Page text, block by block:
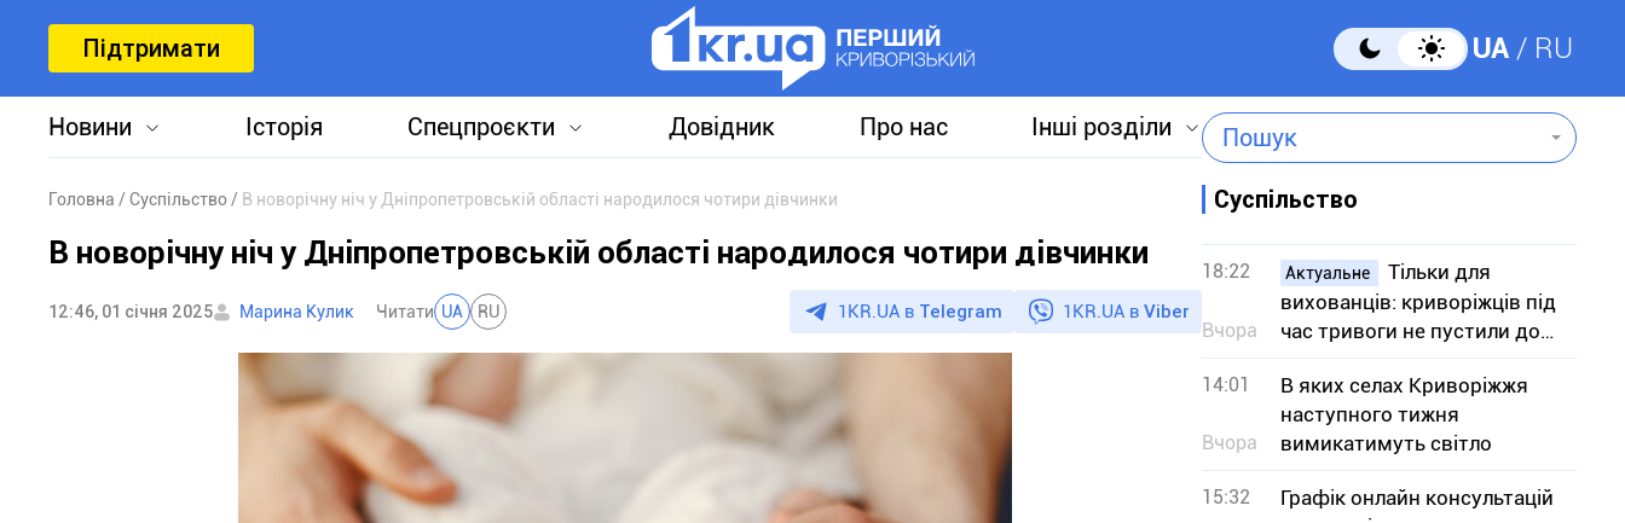
Підтримати UA RU
Новини Історія Спецпроєкти Довідник Про нас Інші розділи Пошук
Головна Суспільство В новорічну ніч у Дніпропетровській області народилося чотири дівчинки
В новорічну ніч у Дніпропетровській області народилося чотири дівчинки
12:46, 01 січня 2025 Марина Кулик Читати UA RU 1KR.UA в Telegram 1KR.UA в Viber
Суспільство
18:22
Вчора
Актуальне
Тільки для
вихованців: криворіжців під
час тривоги не пустили до
укриття
14:01
Вчора
В яких селах Криворіжжя
наступного тижня
вимикатимуть світло
15:32
Графік онлайн консультацій